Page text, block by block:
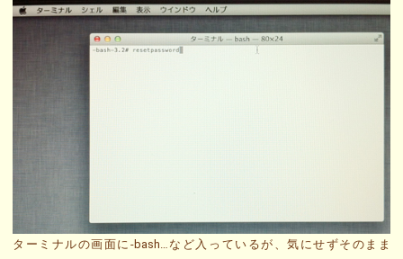
ターミナルの画面に-bash…など入っているが、気にせずそのまま